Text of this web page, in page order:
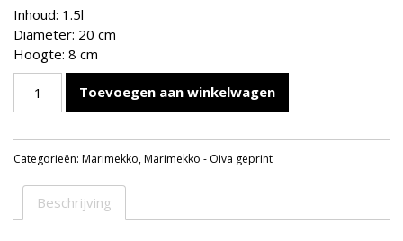
Inhoud: 1.5l
Diameter: 20 cm
Hoogte: 8 cm
Oiva
Schaal
Met
Motief
1,5l
Toevoegen aan winkelwagen
Categorieën: Marimekko,Marimekko - Oiva geprint
Beschrijving